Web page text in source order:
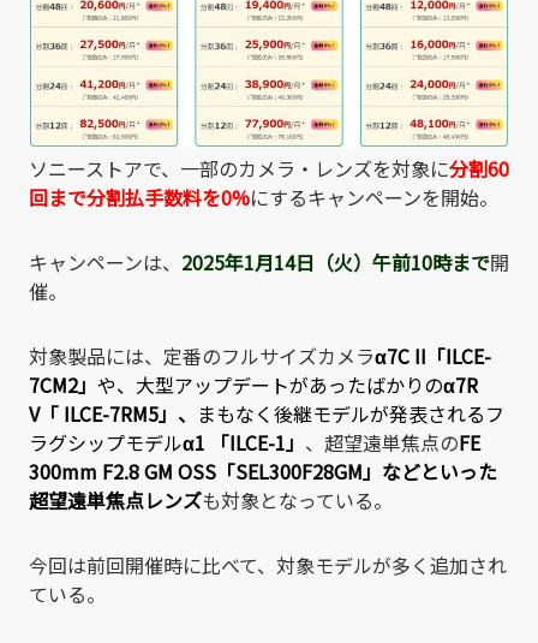
ソニーストアで、一部のカメラ・レンズを対象に分割60
回まで分割払手数料を0%にするキャンペーンを開始。
キャンペーンは、 2025年1月14日（火）午前10時まで開
催。
対象製品には、定番のフルサイズカメラα7C II「ILCE-
7CM2」 や、大型アップデートがあったばかりのα7R
V「 ILCE-7RM5」 、 まもなく後継モデルが発表されるフ
ラグシップモデルα1 「ILCE-1」 、超望遠単焦点のFE
300mm F2.8 GM OSS「SEL300F28GM」 などといった
超望遠単焦点レンズも対象となっている。
今回は前回開催時に比べて、対象モデルが多く追加され
ている。